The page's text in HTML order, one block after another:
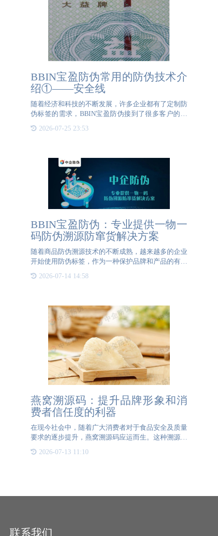
BBIN宝盈防伪常用的防伪技术介
绍①——安全线
随着经济和科技的不断发展，许多企业都有了定制防
伪标签的需求，BBIN宝盈防伪接到了很多客户的委
托。这期我们简单介绍下BBIN宝盈防伪常用的防伪
技术之一：安全线。一、什么是安全线防伪就是指在
2026-07-25 23:53
BBIN宝盈防伪：专业提供一物一
码防伪溯源防窜货解决方案
随着商品防伪溯源技术的不断成熟，越来越多的企业
开始使用防伪标签，作为一种保护品牌和产品的有效
重防护的复合防伪系统、多项专利技术以及全流程溯
2026-07-14 14:58
燕窝溯源码：提升品牌形象和消
费者信任度的利器
在现今社会中，随着广大消费者对于食品安全及质量
要求的逐步提升，燕窝溯源码应运而生。这种溯源码
不仅为消费者提供了产品真伪的保障，还能让消费者
了解产品的生产过程、质量报告、流通地等重要信
2026-07-13 11:10
联系我们